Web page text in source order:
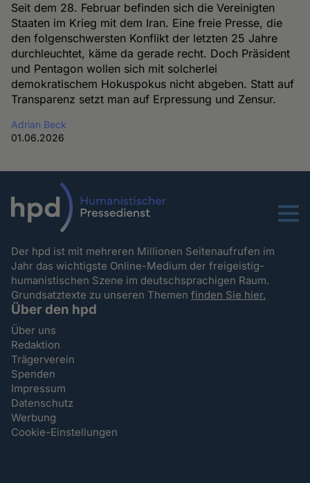
Seit dem 28. Februar befinden sich die Vereinigten
Staaten im Krieg mit dem Iran. Eine freie Presse, die
den folgenschwersten Konflikt der letzten 25 Jahre
durchleuchtet, käme da gerade recht. Doch Präsident
und Pentagon wollen sich mit solcherlei
demokratischem Hokuspokus nicht abgeben. Statt auf
Transparenz setzt man auf Erpressung und Zensur.
Adrian Beck
01.06.2026
Menu
Der hpd ist mit mehreren Millionen Seitenaufrufen im
Jahr das wichtigste Online-Medium der freigeistig-
humanistischen Szene im deutschsprachigen Raum.
Grundsatztexte zu unseren Themenfinden Sie hier.
Über den hpd
Über uns
Redaktion
Trägerverein
Spenden
Impressum
Datenschutz
Werbung
Cookie-Einstellungen